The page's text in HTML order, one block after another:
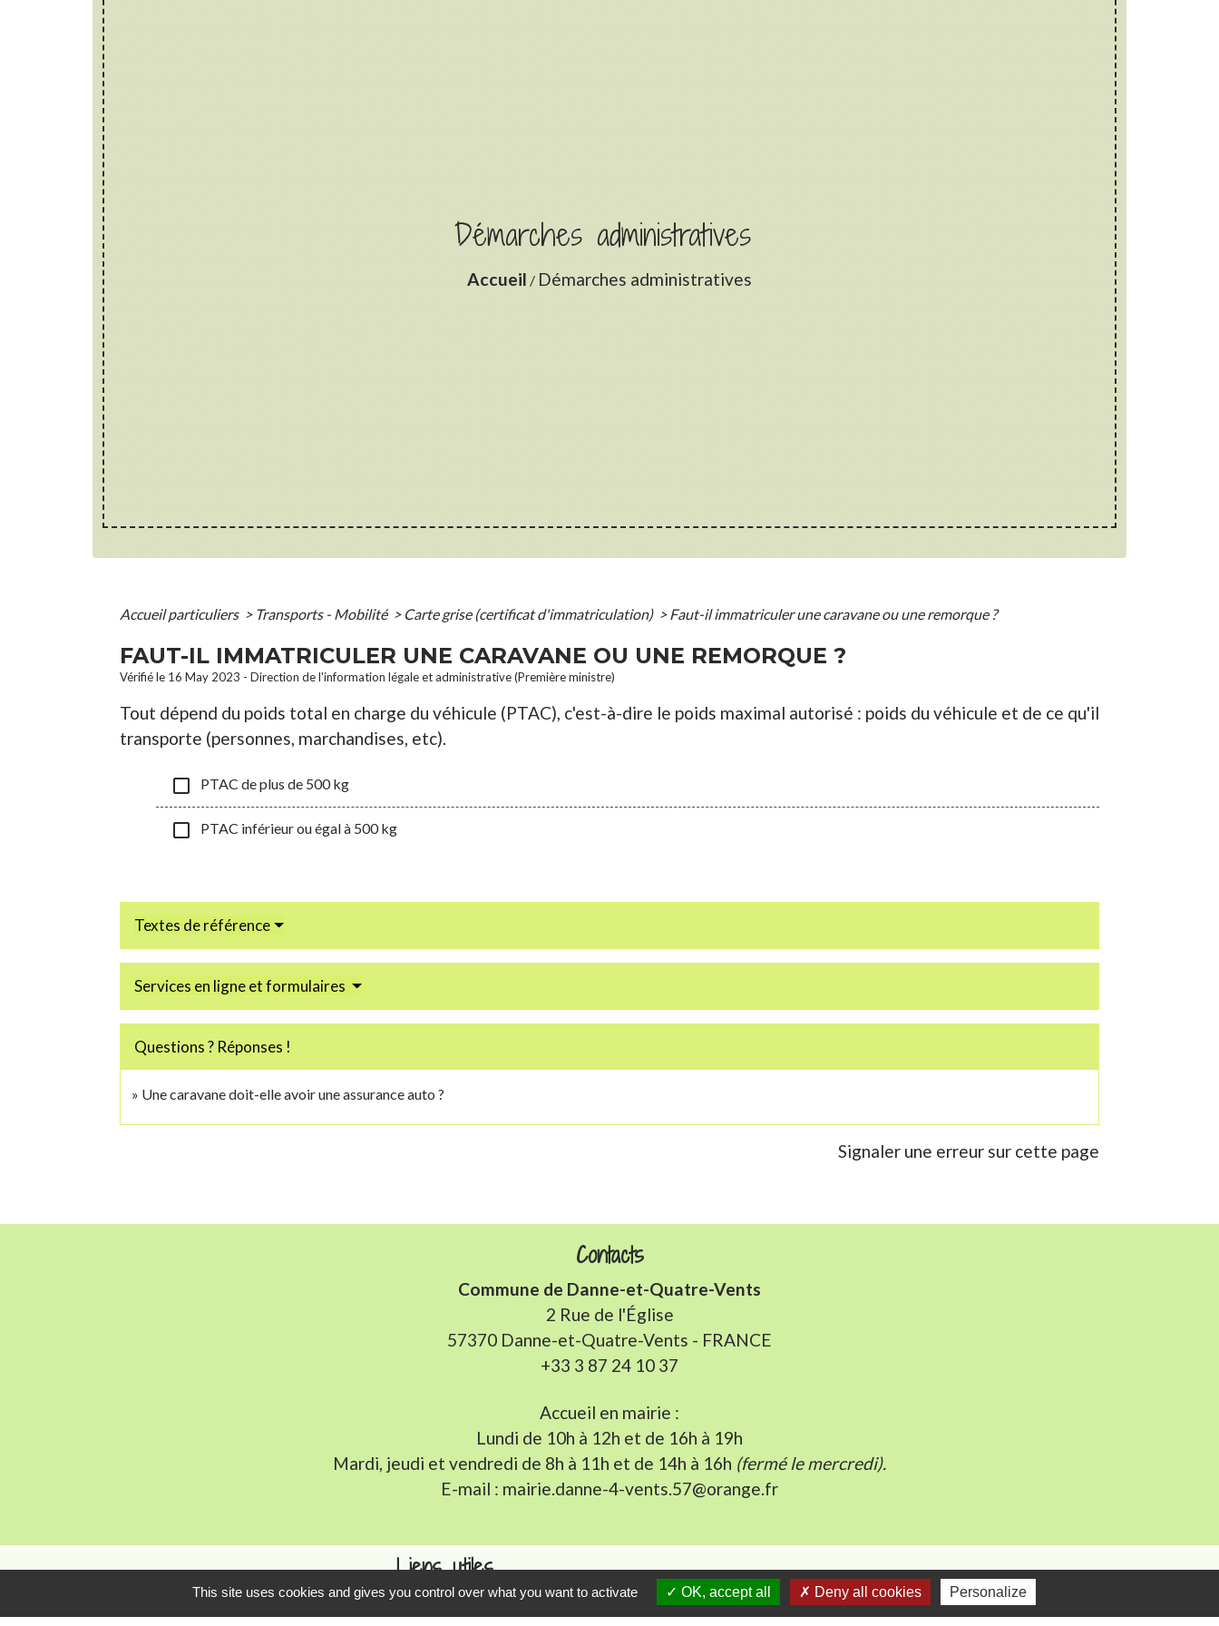
Démarches administratives
Accueil / Démarches administratives
Accueil particuliers > Transports - Mobilité > Carte grise (certificat d'immatriculation) > Faut-il immatriculer une caravane ou une remorque ?
FAUT-IL IMMATRICULER UNE CARAVANE OU UNE REMORQUE ?
Vérifié le 16 May 2023 - Direction de l'information légale et administrative (Première ministre)
Tout dépend du poids total en charge du véhicule (PTAC), c'est-à-dire le poids maximal autorisé : poids du véhicule et de ce qu'il
transporte (personnes, marchandises, etc).
check_box_outline_blank PTAC de plus de 500 kg
check_box_outline_blank PTAC inférieur ou égal à 500 kg
Textes de référence
Services en ligne et formulaires
Questions ? Réponses !
Une caravane doit-elle avoir une assurance auto ?
Signaler une erreur sur cette page
Contacts
Commune de Danne-et-Quatre-Vents
2 Rue de l'Église
57370 Danne-et-Quatre-Vents - FRANCE
+33 3 87 24 10 37
Accueil en mairie :
Lundi de 10h à 12h et de 16h à 19h
Mardi, jeudi et vendredi de 8h à 11h et de 14h à 16h (fermé le mercredi).
E-mail : mairie.danne-4-vents.57@orange.fr
Liens utiles
This site uses cookies and gives you control over what you want to activate OK, accept all Deny all cookies Personalize